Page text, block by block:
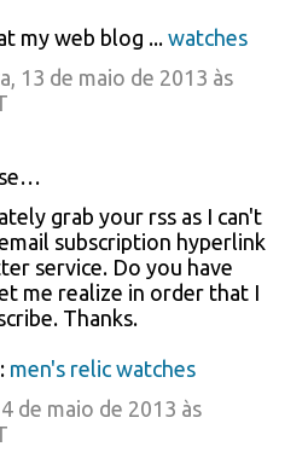
my web blog ... watches
13 de maio de 2013 às
grab your rss as I can't
subscription hyperlink
service. Do you have
me realize in order that I
Thanks.
men's relic watches
de maio de 2013 às